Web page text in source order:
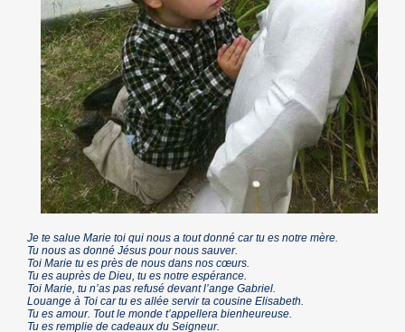
Je te salue Marie toi qui nous a tout donné car tu es notre mère.
Tu nous as donné Jésus pour nous sauver.
Toi Marie tu es près de nous dans nos cœurs.
Tu es auprès de Dieu, tu es notre espérance.
Toi Marie, tu n’as pas refusé devant l’ange Gabriel.
Louange à Toi car tu es allée servir ta cousine Elisabeth.
Tu es amour. Tout le monde t’appellera bienheureuse.
Tu es remplie de cadeaux du Seigneur.